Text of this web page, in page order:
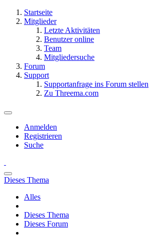
Startseite
Mitglieder
Letzte Aktivitäten
Benutzer online
Team
Mitgliedersuche
Forum
Support
Supportanfrage ins Forum stellen
Zu Threema.com
Anmelden
Registrieren
Suche
Dieses Thema
Alles
Dieses Thema
Dieses Forum